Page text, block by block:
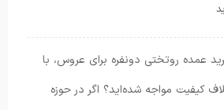
عمده روتختی دونفره برای عروس، با
کیفیت مواجه شده‌اید؟ اگر در حوزه